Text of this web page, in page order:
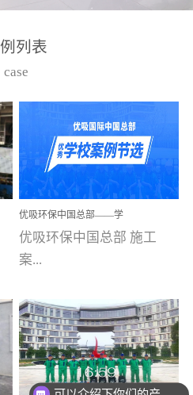
高技能的团队。汇聚了众
取得了多项产品技术专利
和多项国家版权局著作
权，获得高新技术企业称
号。生产优势自主生产自
给自足，优吸公司于2015
在广州番禺区成功建立产
品线生产基地，工厂拥有
自动化生产设备和成熟的
选择源头源材料、严控产
品质量，我们每一批的生
产产品都经过严格的质检
程序；生产车间为优吸总
列表
case
优吸环保中国总部——学
校施工案例(节选)
优吸环保中国总部 施工
案...
例(学校工装节选)广州南沙
小学(珠江湾校区)项目地
址：广州市南沙区海滨路